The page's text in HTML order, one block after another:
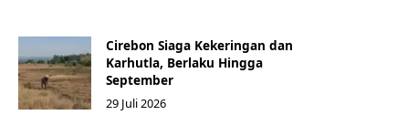
Cirebon Siaga Kekeringan dan
Karhutla, Berlaku Hingga
September
29 Juli 2026